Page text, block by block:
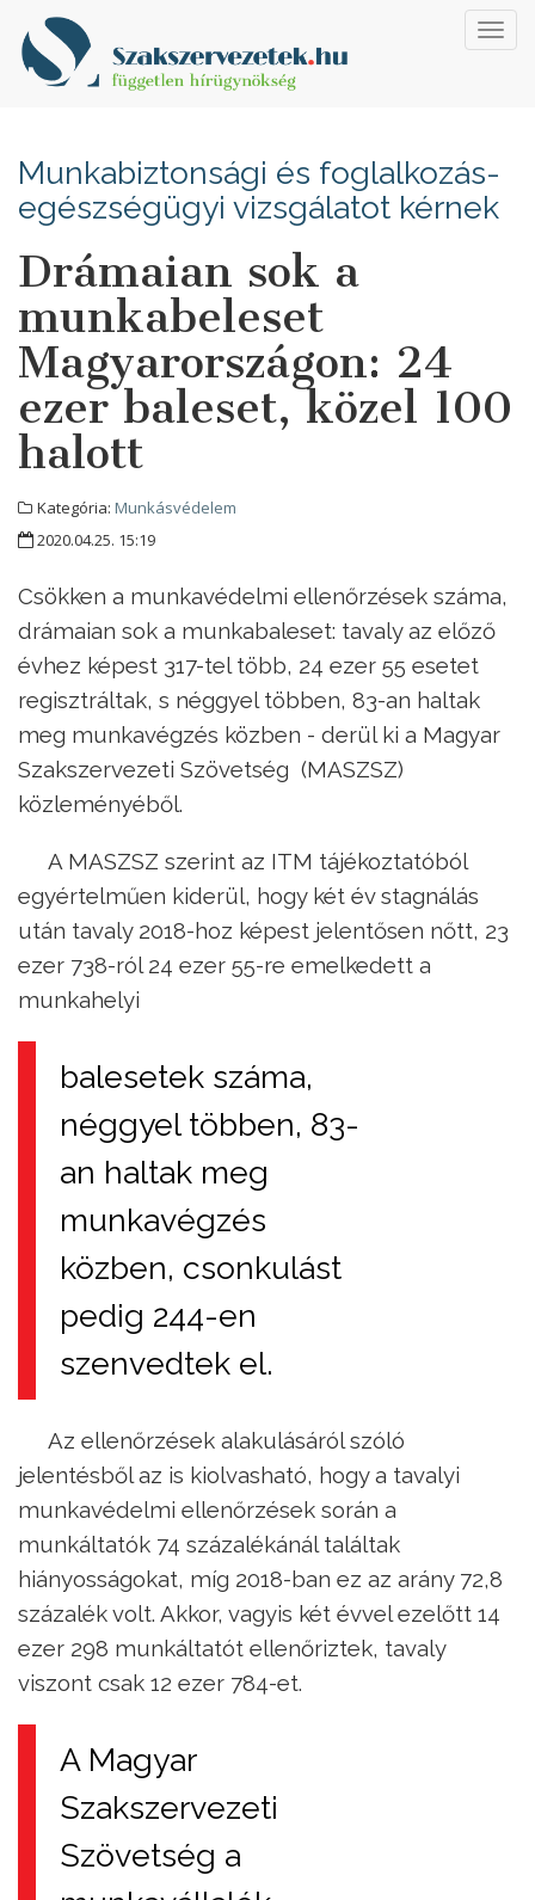
Munkabiztonsági és foglalkozás-
egészségügyi vizsgálatot kérnek
Drámaian sok a
munkabeleset
Magyarországon: 24
ezer baleset, közel 100
halott
Kategória: Munkásvédelem
2020.04.25. 15:19
Csökken a munkavédelmi ellenőrzések száma,
drámaian sok a munkabaleset: tavaly az előző
évhez képest 317-tel több, 24 ezer 55 esetet
regisztráltak, s néggyel többen, 83-an haltak
meg munkavégzés közben - derül ki a Magyar
Szakszervezeti Szövetség (MASZSZ)
közleményéből.
A MASZSZ szerint az ITM tájékoztatóból
egyértelműen kiderül, hogy két év stagnálás
után tavaly 2018-hoz képest jelentősen nőtt, 23
ezer 738-ról 24 ezer 55-re emelkedett a
munkahelyi
balesetek száma,
néggyel többen, 83-
an haltak meg
munkavégzés
közben, csonkulást
pedig 244-en
szenvedtek el.
Az ellenőrzések alakulásáról szóló
jelentésből az is kiolvasható, hogy a tavalyi
munkavédelmi ellenőrzések során a
munkáltatók 74 százalékánál találtak
hiányosságokat, míg 2018-ban ez az arány 72,8
százalék volt. Akkor, vagyis két évvel ezelőtt 14
ezer 298 munkáltatót ellenőriztek, tavaly
viszont csak 12 ezer 784-et.
A Magyar
Szakszervezeti
Szövetség a